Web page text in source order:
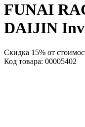
FUNAI
DAIJIN
Скидка 15% от
Код товара: 00005402